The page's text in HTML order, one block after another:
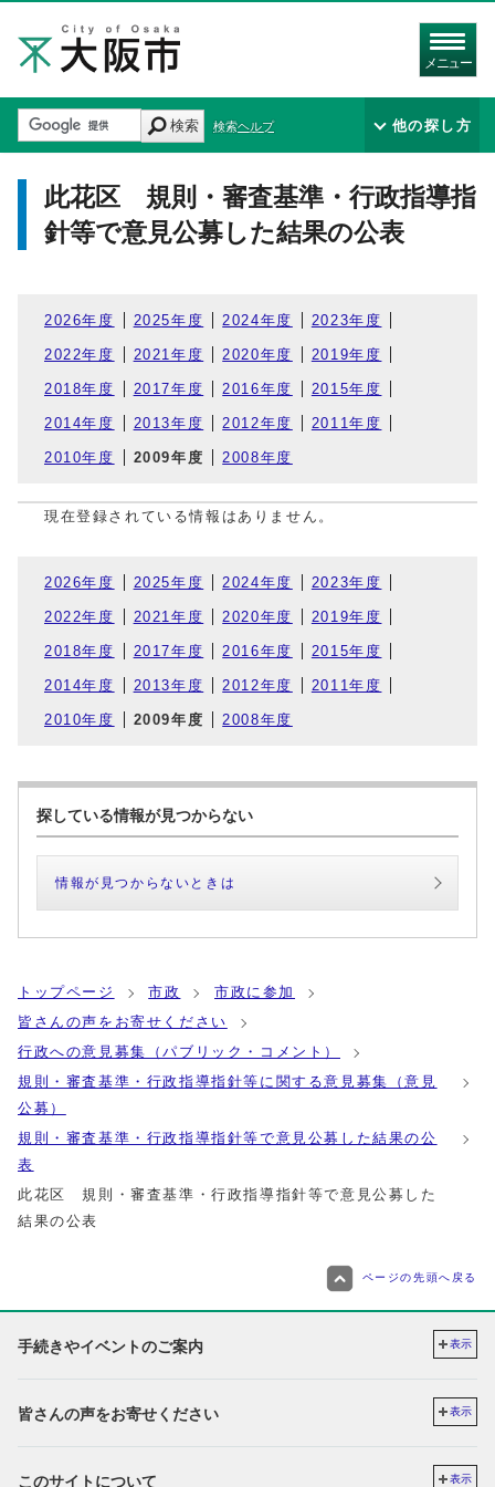
メニュー
検索 検索ヘルプ 他の探し方
此花区 規則・審査基準・行政指導指
針等で意見公募した結果の公表
2026年度 2025年度 2024年度 2023年度
2022年度 2021年度 2020年度 2019年度
2018年度 2017年度 2016年度 2015年度
2014年度 2013年度 2012年度 2011年度
2010年度 2009年度 2008年度
現在登録されている情報はありません。
2026年度 2025年度 2024年度 2023年度
2022年度 2021年度 2020年度 2019年度
2018年度 2017年度 2016年度 2015年度
2014年度 2013年度 2012年度 2011年度
2010年度 2009年度 2008年度
探している情報が見つからない
情報が見つからないときは
トップページ 市政
市政に参加
皆さんの声をお寄せください
行政への意見募集（パブリック・コメント）
規則・審査基準・行政指導指針等に関する意見募集（意見
公募）
規則・審査基準・行政指導指針等で意見公募した結果の公
表
此花区 規則・審査基準・行政指導指針等で意見公募した
結果の公表
ページの先頭へ戻る
手続きやイベントのご案内 表示
皆さんの声をお寄せください 表示
このサイトについて 表示